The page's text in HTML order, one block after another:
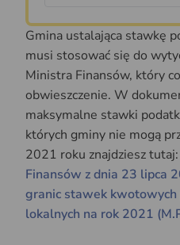
Gmina ustalająca stawkę
musi stosować się do
Ministra Finansów, który
obwieszczenie. W
maksymalne stawki
których gminy nie mogą
2021 roku znajdziesz tutaj:
Finansów z dnia 23 lipca
granic stawek kwotowych
lokalnych na rok 2021